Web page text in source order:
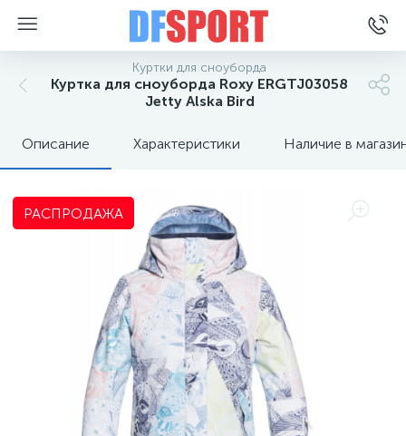
Куртки для сноуборда
Куртка для сноуборда Roxy ERGTJ03058
Jetty Alska Bird
Описание Характеристики Наличие в
РАСПРОДАЖА